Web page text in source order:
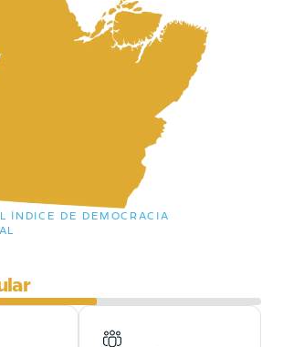
ÍNDICE DE DEMOCRACIA